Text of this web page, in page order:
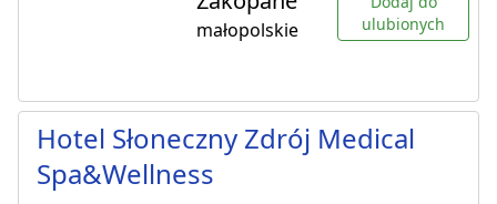
małopolskie
ulubionych
Hotel Słoneczny Zdrój Medical
Spa&Wellness